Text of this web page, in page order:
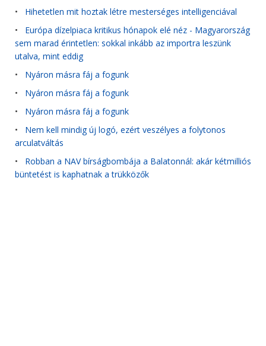
• Hihetetlen mit hoztak létre mesterséges intelligenciával
• Európa dízelpiaca kritikus hónapok elé néz - Magyarország
sem marad érintetlen: sokkal inkább az importra leszünk
utalva, mint eddig
• Nyáron másra fáj a fogunk
• Nyáron másra fáj a fogunk
• Nyáron másra fáj a fogunk
• Nem kell mindig új logó, ezért veszélyes a folytonos
arculatváltás
• Robban a NAV bírságbombája a Balatonnál: akár kétmilliós
büntetést is kaphatnak a trükközők